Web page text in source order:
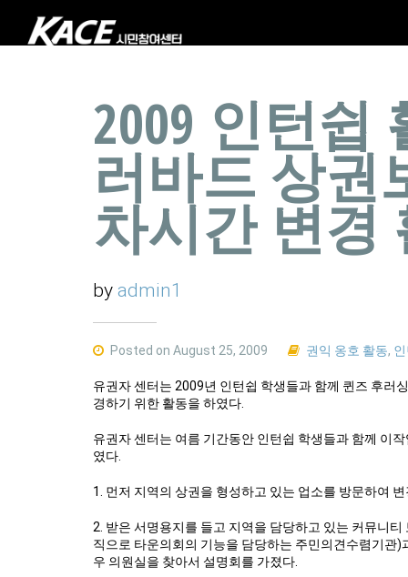
2009 인턴쉽
러바드 상권
차시간 변경
by admin1
Posted on August 25, 2009 권익 옹호 활동,
유권자 센터는 2009년 인턴쉽 학생들과 함께 퀸즈 후러
경하기 위한 활동을 하였다.
유권자 센터는 여름 기간동안 인턴쉽 학생들과 함께 이
였다.
1. 먼저 지역의 상권을 형성하고 있는 업소를 방문하여
2. 받은 서명용지를 들고 지역을 담당하고 있는 커뮤니
직으로 타운의회의 기능을 담당하는 주민의견수렴기관
우 의원실을 찾아서 설명회를 가졌다.